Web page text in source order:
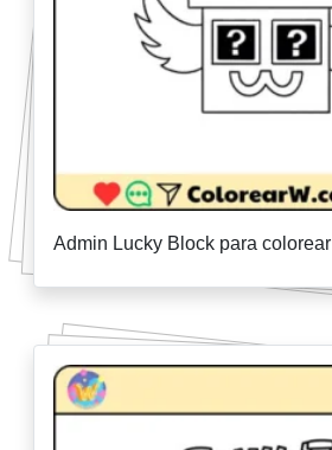
Admin Lucky Block para colorear